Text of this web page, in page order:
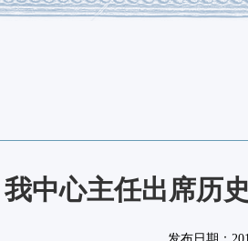
我中心主任出席历